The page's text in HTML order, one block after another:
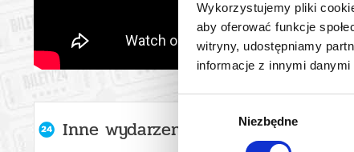
Wykorzystujemy pliki
aby oferować funkcje
witryny, udostępniamy
informacje z innymi
Wybór
Niezbędne
Inne wydarzenia organizatora